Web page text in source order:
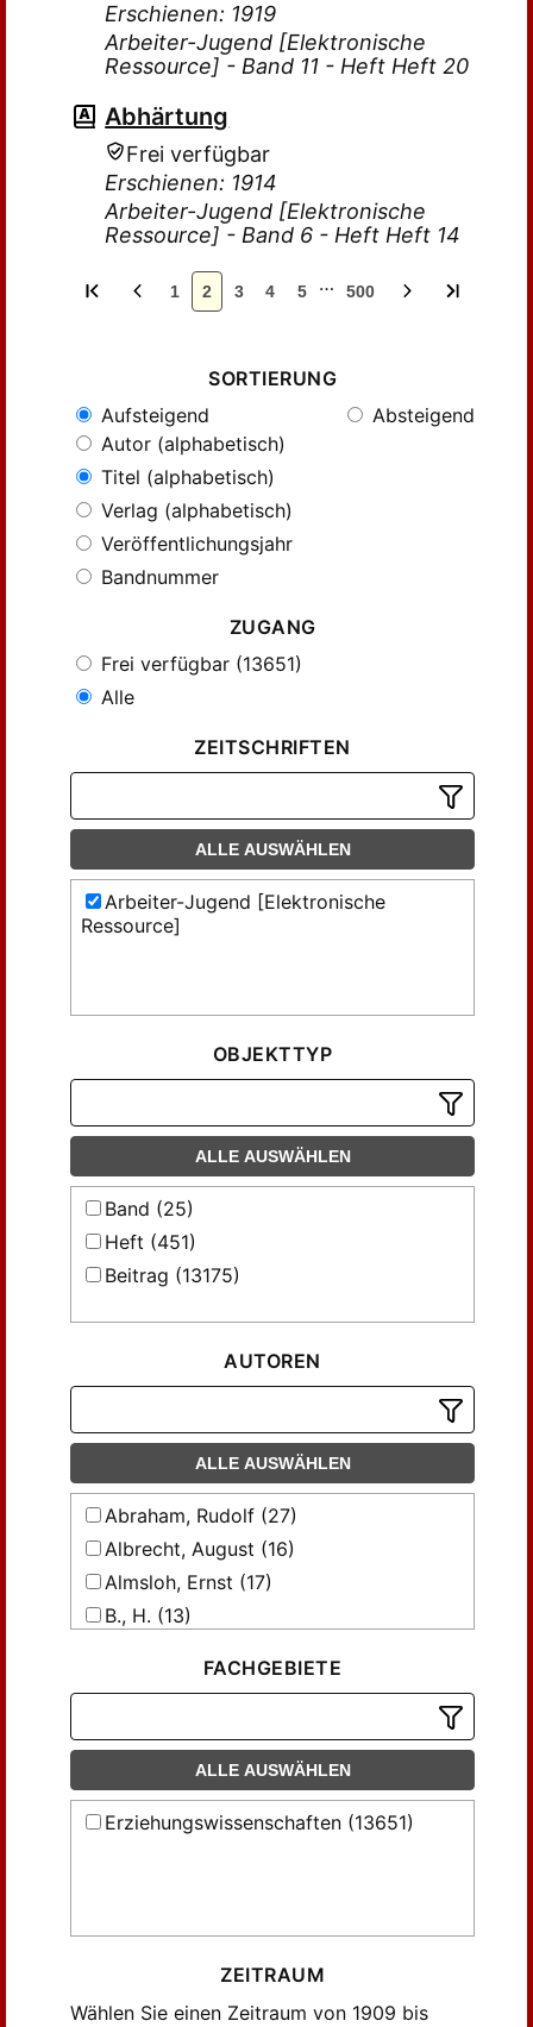
Erschienen: 1919
Arbeiter-Jugend [Elektronische
Ressource] - Band 11 - Heft Heft 20
Abhärtung
Frei verfügbar
Erschienen: 1914
Arbeiter-Jugend [Elektronische
Ressource] - Band 6 - Heft Heft 14
1 2 3 4 5 … 500
SORTIERUNG
Aufsteigend
Absteigend
Autor (alphabetisch)
Titel (alphabetisch)
Verlag (alphabetisch)
Veröffentlichungsjahr
Bandnummer
ZUGANG
Frei verfügbar (13651)
Alle
ZEITSCHRIFTEN
ALLE AUSWÄHLEN
Arbeiter-Jugend [Elektronische
Ressource]
OBJEKTTYP
ALLE AUSWÄHLEN
Band (25)
Heft (451)
Beitrag (13175)
AUTOREN
ALLE AUSWÄHLEN
Abraham, Rudolf (27)
Albrecht, August (16)
Almsloh, Ernst (17)
B., H. (13)
Barthel, Max (41)
Behne, Adolf (58)
Bernstein, Paul (18)
Biging, Curt (60)
Bruno, Adolf (52)
Bröger, Karl (13)
FACHGEBIETE
ALLE AUSWÄHLEN
Erziehungswissenschaften (13651)
ZEITRAUM
Wählen Sie einen Zeitraum von 1909 bis